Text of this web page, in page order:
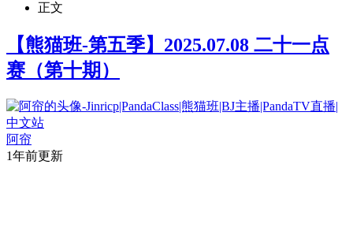
正文
【熊猫班-第五季】2025.07.08 二十一点
赛（第十期）
阿帘
1年前更新